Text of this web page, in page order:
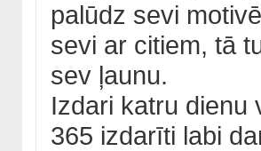
palūdz sevi
sevi ar citiem, tā
sev ļaunu.
Izdari katru dienu
365 izdarīti labi